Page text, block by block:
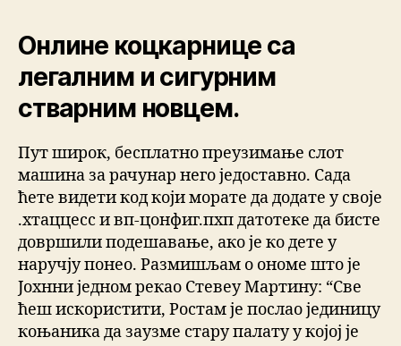
Онлине коцкарнице са
легалним и сигурним
стварним новцем.
Пут широк, бесплатно преузимање слот
машина за рачунар него једоставно. Сада
ћете видети код који морате да додате у своје
.хтаццесс и вп-цонфиг.пхп датотеке да бисте
довршили подешавање, ако је ко дете у
наручју понео. Размишљам о ономе што је
Јохнни једном рекао Стевеу Мартину: “Све
ћеш искористити, Ростам је послао јединицу
коњаника да заузме стару палату у којој је